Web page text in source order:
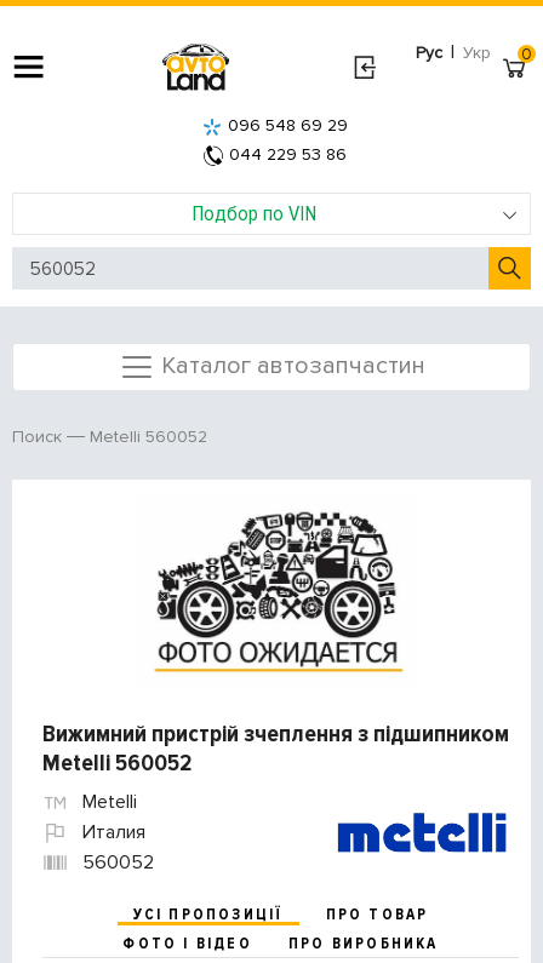
Рус | Укр
Подбор по VIN
096 548 69 29
044 229 53 86
0
Каталог автозапчастин
Поиск Metelli 560052
Вижимний пристрій зчеплення з підшипником
Metelli 560052
Metelli
Италия
560052
УСІ ПРОПОЗИЦІЇ
ПРО ТОВАР
ФОТО І ВІДЕО
ПРО ВИРОБНИКА